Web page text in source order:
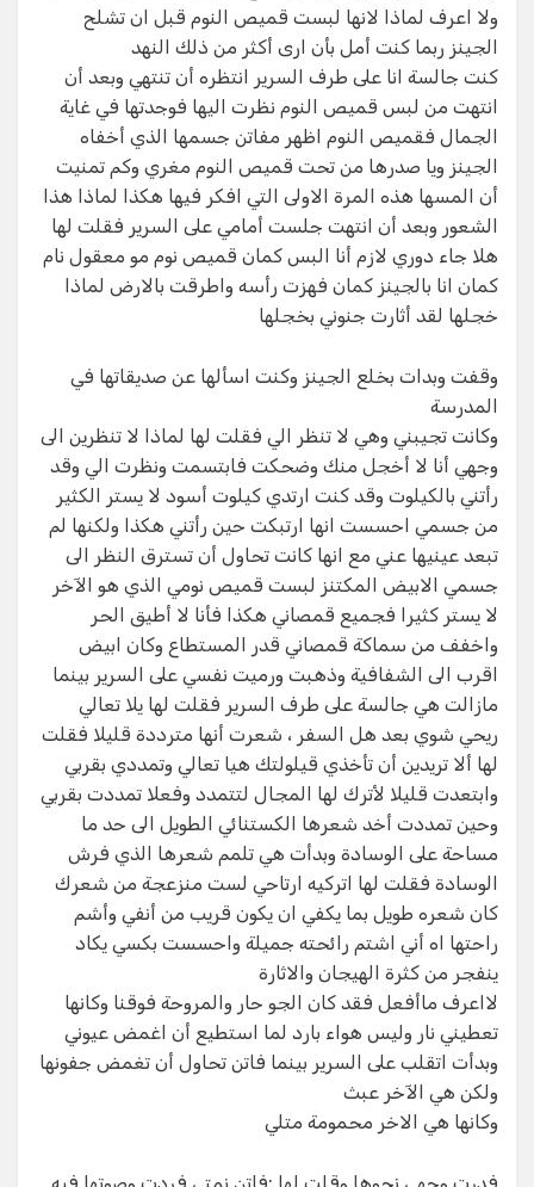
ولا اعرف لماذا لانها لبست قميص النوم قبل ان تشلح
الجينز ربما كنت أمل بأن ارى أكثر من ذلك النهد​
كنت جالسة انا على طرف السرير انتظره أن تنتهي وبعد أن
انتهت من لبس قميص النوم نظرت اليها فوجدتها في غاية
الجمال فقميص النوم اظهر مفاتن جسمها الذي أخفاه
الجينز ويا صدرها من تحت قميص النوم مغري وكم تمنيت
أن المسها هذه المرة الاولى التي افكر فيها هكذا لماذا هذا
الشعور وبعد أن انتهت جلست أمامي على السرير فقلت لها
هلا جاء دوري لازم أنا البس كمان قميص نوم مو معقول نام
كمان انا بالجينز كمان فهزت رأسه واطرقت بالارض لماذا
خجلها لقد أثارت جنوني بخجلها
وقفت وبدات بخلع الجينز وكنت اسألها عن صديقاتها في
المدرسة​
وكانت تجيبني وهي لا تنظر الي فقلت لها لماذا لا تنظرين الى
وجهي أنا لا أخجل منك وضحكت فابتسمت ونظرت الي وقد
رأتني بالكيلوت وقد كنت ارتدي كيلوت أسود لا يستر الكثير
من جسمي احسست انها ارتبكت حين رأتني هكذا ولكنها لم
تبعد عينيها عني مع انها كانت تحاول أن تسترق النظر الى
جسمي الابيض المكتنز لبست قميص نومي الذي هو الآخر
لا يستر كثيرا فجميع قمصاني هكذا فأنا لا أطيق الحر​
واخفف من سماكة قمصاني قدر المستطاع وكان ابيض
اقرب الى الشفافية وذهبت ورميت نفسي على السرير بينما
مازالت هي جالسة على طرف السرير فقلت لها يلا تعالي
ريحي شوي بعد هل السفر ، شعرت أنها مترددة قليلا فقلت
لها ألا تريدين أن تأخذي قيلولتك هيا تعالي وتمددي بقربي
وابتعدت قليلا لأترك لها المجال لتتمدد وفعلا تمددت بقربي
وحين تمددت أخد شعرها الكستنائي الطويل الى حد ما
مساحة على الوسادة وبدأت هي تلمم شعرها الذي فرش
الوسادة فقلت لها اتركيه ارتاحي لست منزعجة من شعرك
كان شعره طويل بما يكفي ان يكون قريب من أنفي وأشم
راحتها اه أني اشتم رائحته جميلة واحسست بكسي يكاد
ينفجر من كثرة الهيجان والاثارة​
لااعرف ماأفعل فقد كان الجو حار والمروحة فوقنا وكانها
تعطيني نار وليس هواء بارد لما استطيع أن اغمض عيوني
وبدأت اتقلب على السرير بينما فاتن تحاول أن تغمض جفونها
ولكن هي الآخر عبث​
وكانها هي الاخر محمومة متلي​
فدرت وجهي نحوها وقلت لها :فاتن نمتي فردت وصوتها فيه